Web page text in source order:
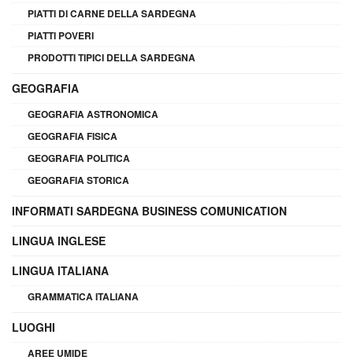
PIATTI DI CARNE DELLA SARDEGNA
PIATTI POVERI
PRODOTTI TIPICI DELLA SARDEGNA
GEOGRAFIA
GEOGRAFIA ASTRONOMICA
GEOGRAFIA FISICA
GEOGRAFIA POLITICA
GEOGRAFIA STORICA
INFORMATI SARDEGNA BUSINESS COMUNICATION
LINGUA INGLESE
LINGUA ITALIANA
GRAMMATICA ITALIANA
LUOGHI
AREE UMIDE